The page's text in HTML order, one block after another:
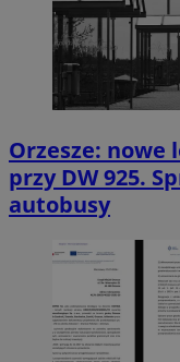
Orzesze: nowe
przy DW 925.
autobusy